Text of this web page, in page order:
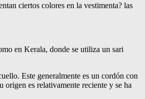
ciertos colores en la vestimenta? las
en Kerala, donde se utiliza un sari
Este generalmente es un cordón con
origen es relativamente reciente y se ha